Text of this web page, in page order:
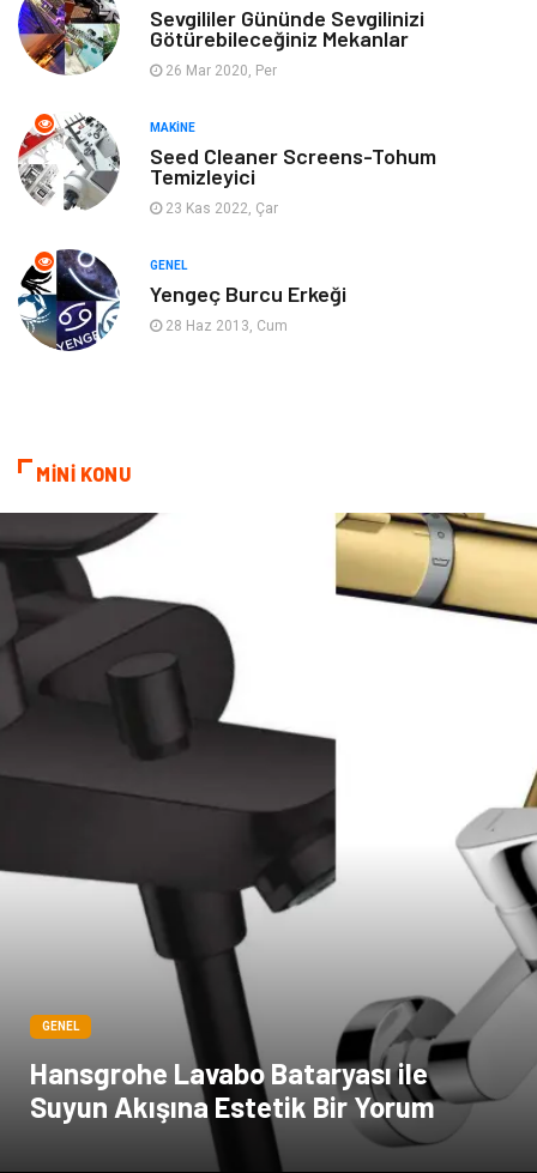
Anne & Çocuk Genel Kültür
Ev İşleri
Gençlik & Eğlence
Mobilya
Evlilik Rehberi
Astroloji Keyfinizi Kaçırmayın
Sigorta
Yazı Tahtaları
Sevgililer Gününde Sevgilinizi
Götürebileceğiniz Mekanlar
26 Mar 2020, Per
MAKINE
Seed Cleaner Screens-Tohum
Temizleyici
23 Kas 2022, Çar
GENEL
Yengeç Burcu Erkeği
28 Haz 2013, Cum
MİNİ KONU
GENEL
Hansgrohe Lavabo Bataryası ile
Suyun Akışına Estetik Bir Yorum